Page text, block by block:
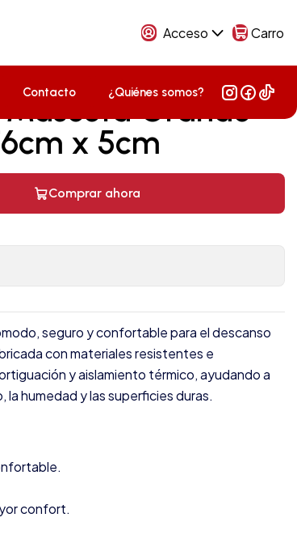
Acceso Carro
Contacto ¿Quiénes somos?
Grande
x 5cm
Comprar ahora
seguro y confortable para el descanso
con materiales resistentes e
y aislamiento térmico, ayudando a
humedad y las superficies duras.
confort.